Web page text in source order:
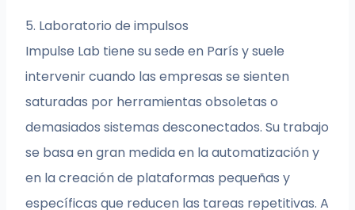
5. Laboratorio de impulsos
Impulse Lab tiene su sede en París y suele
intervenir cuando las empresas se sienten
saturadas por herramientas obsoletas o
demasiados sistemas desconectados. Su trabajo
se basa en gran medida en la automatización y
en la creación de plataformas pequeñas y
específicas que reducen las tareas repetitivas. A